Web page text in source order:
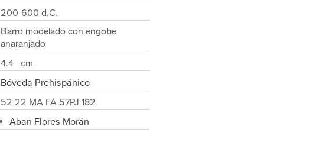
200-600 d.C.
Barro modelado con engobe
anaranjado
4.4 cm
Bóveda Prehispánico
52 22 MA FA 57PJ 182
Aban Flores Morán